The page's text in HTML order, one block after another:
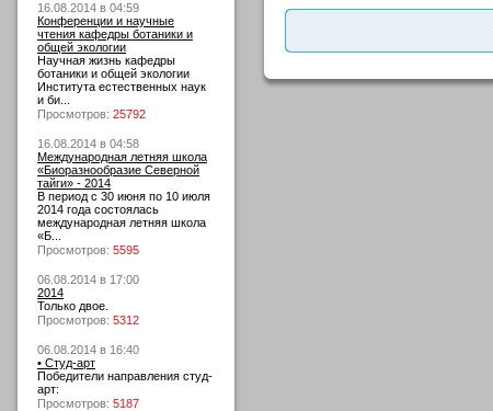
16.08.2014 в 04:59
Конференции и научные
чтения кафедры ботаники и
общей экологии
Научная жизнь кафедры
ботаники и общей экологии
Института естественных наук
и би...
Просмотров: 25792
16.08.2014 в 04:58
Международная летняя школа
«Биоразнообразие Северной
тайги» - 2014
В период с 30 июня по 10 июля
2014 года состоялась
международная летняя школа
«Б...
Просмотров: 5595
06.08.2014 в 17:00
2014
Только двое.
Просмотров: 5312
06.08.2014 в 16:40
• Студ-арт
Победители направления студ-
арт:
Просмотров: 5187